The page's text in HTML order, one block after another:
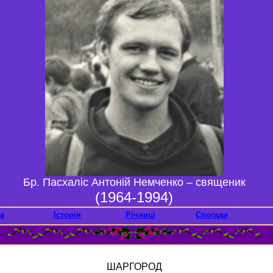
Бр. Пасхаліс Антоній Немченко – священик
(1964-1994)
Історія Річниці Спогади
ШАРГОРОД